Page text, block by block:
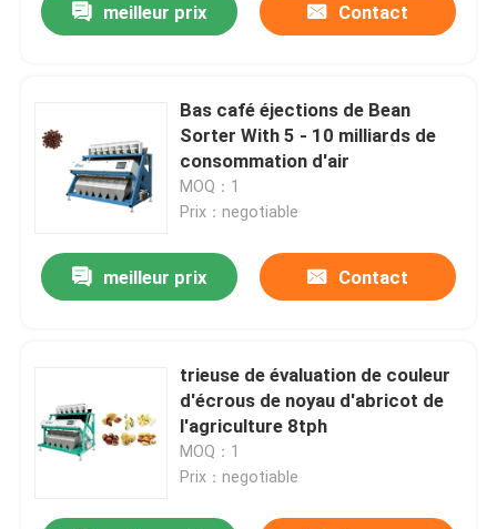
Maison
Au sujet de nous
meilleur prix Contact
Bas café éjections de Bean
Sorter With 5 - 10 milliards de
consommation d'air
MOQ：1
Prix：negotiable
meilleur prix Contact
trieuse de évaluation de couleur
d'écrous de noyau d'abricot de
l'agriculture 8tph
MOQ：1
Prix：negotiable